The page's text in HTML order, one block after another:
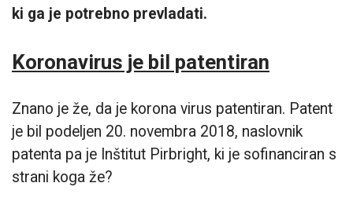
ki ga je potrebno prevladati.
Koronavirus je bil patentiran
Znano je že, da je korona virus patentiran. Patent
je bil podeljen 20. novembra 2018, naslovnik
patenta pa je Inštitut Pirbright, ki je sofinanciran s
strani koga že?